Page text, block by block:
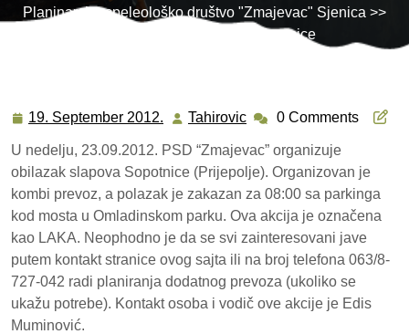
Planinarsko-speleološko društvo "Zmajevac" Sjenica >>
>> Obilazak Sopotnice
19. September 2012.
19. Tahirovic Tahirovic
0 Comments
U nedelju, 23.09.2012. PSD “Zmajevac” organizuje
obilazak slapova Sopotnice (Prijepolje). Organizovan je
kombi prevoz, a polazak je zakazan za 08:00 sa parkinga
kod mosta u Omladinskom parku. Ova akcija je označena
kao LAKA. Neophodno je da se svi zainteresovani jave
putem kontakt stranice ovog sajta ili na broj telefona 063/8-
727-042 radi planiranja dodatnog prevoza (ukoliko se
ukažu potrebe). Kontakt osoba i vodič ove akcije je Edis
Muminović.